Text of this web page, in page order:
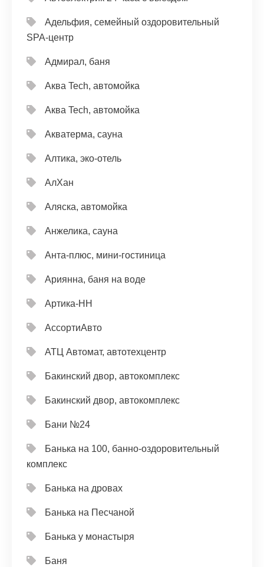
Адельфия, семейный оздоровительный
SPA-центр
Адмирал, баня
Аква Tech, автомойка
Аква Tech, автомойка
Акватерма, сауна
Алтика, эко-отель
АлХан
Аляска, автомойка
Анжелика, сауна
Анта-плюс, мини-гостиница
Ариянна, баня на воде
Артика-НН
АссортиАвто
АТЦ Автомат, автотехцентр
Бакинский двор, автокомплекс
Бакинский двор, автокомплекс
Бани №24
Банька на 100, банно-оздоровительный
комплекс
Банька на дровах
Банька на Песчаной
Банька у монастыря
Баня